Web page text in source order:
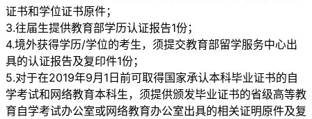
证书和学位证书原件；
3.往届生提供教育部学历认证报告1份；
4.境外获得学历/学位的考生，须提交教育部留学服务中心出
具的认证报告及复印件1份；
5.对于在2019年9月1日前可取得国家承认本科毕业证书的自
学考试和网络教育本科生，须提供颁发毕业证书的省级高等教
育自学考试办公室或网络教育办公室出具的相关证明原件及复